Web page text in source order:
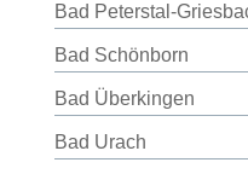
Bad Peterstal-
Bad Schönborn
Bad Überkingen
Bad Urach